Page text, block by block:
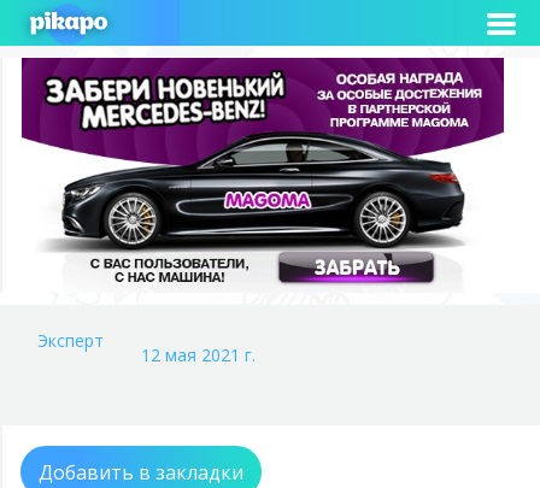
Эксперт
12 мая 2021 г.
Добавить в закладки